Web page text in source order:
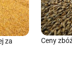
za
Ceny